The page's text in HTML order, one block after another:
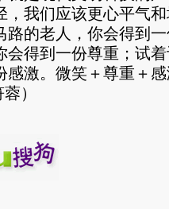
，我们应该更心平气
路的老人，你会得到
会得到一份尊重；试
感激。微笑＋尊重＋
）